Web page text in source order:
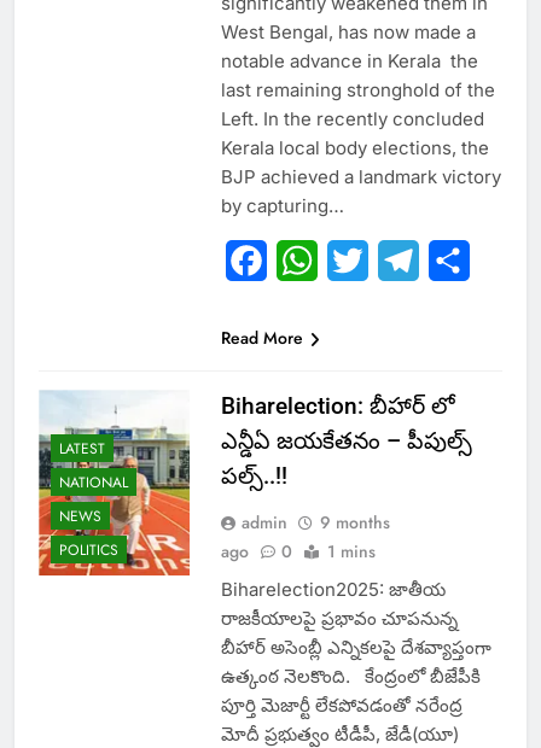
West Bengal, has now made a
notable advance in Kerala the
last remaining stronghold of the
Left. In the recently concluded
Kerala local body elections, the
BJP achieved a landmark victory
by capturing…
FacebookWhatsApp
Twitter Telegram
Read More
LATEST
NATIONAL
NEWS
POLITICS
Biharelection: బీహార్ లో
ఎన్డీఏ జయకేతనం – పీపుల్స్
పల్స్..!!
admin
9 months
ago
0 1 mins
Biharelection2025: జాతీయ
రాజకీయాలపై ప్రభావం చూపనున్న
బీహార్ అసెంబ్లీ ఎన్నికలపై దేశవ్యాప్తంగా
ఉత్కంఠ నెలకొంది. కేంద్రంలో బీజేపీకి
పూర్తి మెజార్టీ లేకపోవడంతో నరేంద్ర
మోదీ ప్రభుత్వం టీడీపీ, జేడీ(యూ)